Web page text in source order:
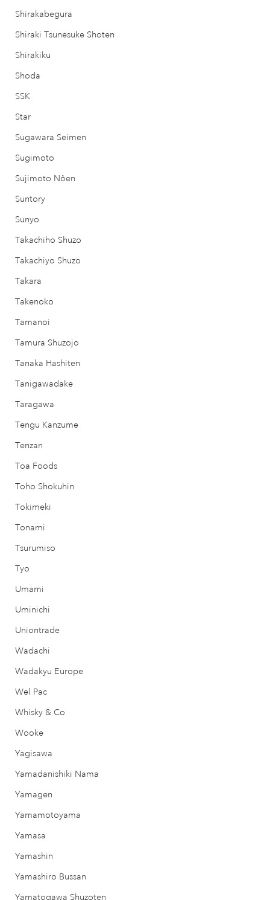
Shirakabegura
Shiraki Tsunesuke Shoten
Shirakiku
Shoda
SSK
Star
Sugawara Seimen
Sugimoto
Sujimoto Nôen
Suntory
Sunyo
Takachiho Shuzo
Takachiyo Shuzo
Takara
Takenoko
Tamanoi
Tamura Shuzojo
Tanaka Hashiten
Tanigawadake
Taragawa
Tengu Kanzume
Tenzan
Toa Foods
Toho Shokuhin
Tokimeki
Tonami
Tsurumiso
Tyo
Umami
Uminichi
Uniontrade
Wadachi
Wadakyu Europe
Wel Pac
Whisky & Co
Wooke
Yagisawa
Yamadanishiki Nama
Yamagen
Yamamotoyama
Yamasa
Yamashin
Yamashiro Bussan
Yamatogawa Shuzoten